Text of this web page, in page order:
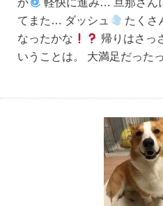
か
軽快に進み… 旦那さん
てまた… ダッシュ
たくさ
なったかな
帰りはさっ
いうことは。 大満足だった